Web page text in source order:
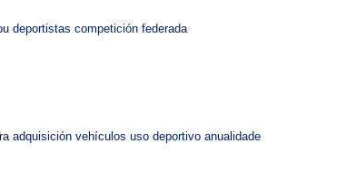
deportistas competición federada
adquisición vehículos uso deportivo anualidade